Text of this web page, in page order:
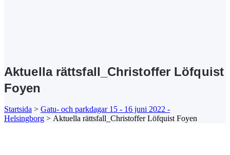
Aktuella rättsfall_Christoffer Löfquist
Foyen
Startsida > Gatu- och parkdagar 15 - 16 juni 2022 -
Helsingborg > Aktuella rättsfall_Christoffer Löfquist Foyen